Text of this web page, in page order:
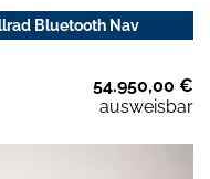
Bluetooth Nav
54.950,00 €
ausweisbar